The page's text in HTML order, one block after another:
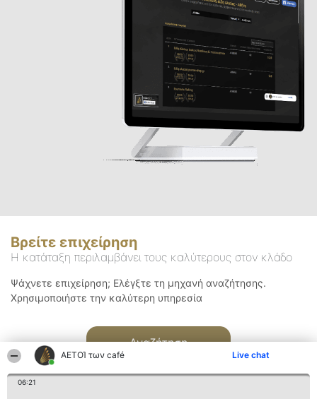
ΑΕΤΟΊ των café Live chat
06:21
Βρείτε επιχείρηση
Η κατάταξη περιλαμβάνει τους καλύτερους στον κλάδο
Ψάχνετε επιχείρηση; Ελέγξτε τη μηχανή αναζήτησης.
Χρησιμοποιήστε την καλύτερη υπηρεσία
Αναζήτηση